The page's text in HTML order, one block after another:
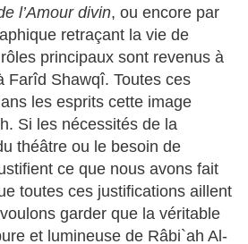
l’Amour divin, ou encore par
retraçant la vie de
principaux sont revenus à
Farîd Shawqî. Toutes ces
les esprits cette image
Si les nécessités de la
théâtre ou le besoin de
ce que nous avons fait
toutes ces justifications aillent
garder que la véritable
et lumineuse de Râbi`ah Al-